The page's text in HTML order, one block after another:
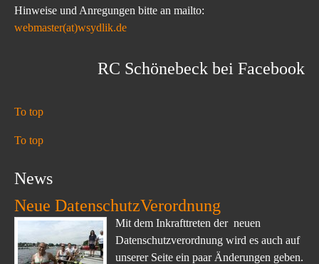
Hinweise und Anregungen bitte an mailto:
webmaster(at)wsydlik.de
RC Schönebeck bei Facebook
To top
To top
News
Neue DatenschutzVerordnung
Mit dem Inkrafttreten der neuen
Datenschutzverordnung wird es auch auf
unserer Seite ein paar Änderungen geben.